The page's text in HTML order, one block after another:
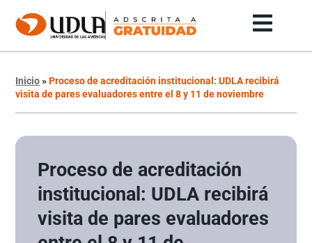
Inicio»Proceso de acreditación institucional: UDLA recibirá
visita de pares evaluadores entre el 8 y 11 de noviembre
Proceso de acreditación
institucional: UDLA recibirá
visita de pares evaluadores